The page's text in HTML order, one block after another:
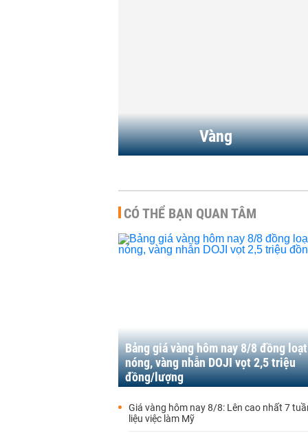
Vàng
CÓ THỂ BẠN QUAN TÂM
Bảng giá vàng hôm nay 8/8 đồng
nóng, vàng nhẫn DOJI vọt 2,5 triệu
đồng/lượng
Giá vàng hôm nay 8/8: Lên cao nhất 7
liệu việc làm Mỹ